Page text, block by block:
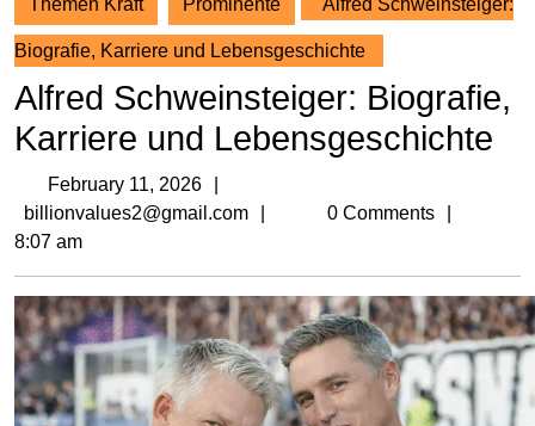
Themen Kraft Prominente Alfred Schweinsteiger:
Biografie, Karriere und Lebensgeschichte
Alfred Schweinsteiger: Biografie,
Karriere und Lebensgeschichte
February 11, 2026
11,
billionvalues2@gmail.com billionvalues2@gmail.com
0 Comments
8:07 am